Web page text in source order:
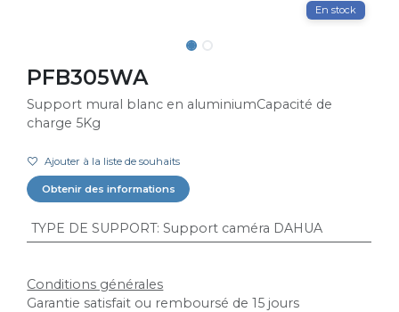
En stock
PFB305WA
Support mural blanc en aluminiumCapacité de
charge 5Kg
Ajouter à la liste de souhaits
Obtenir des informations
TYPE DE SUPPORT: Support caméra DAHUA
Conditions générales
Garantie satisfait ou remboursé de 15 jours